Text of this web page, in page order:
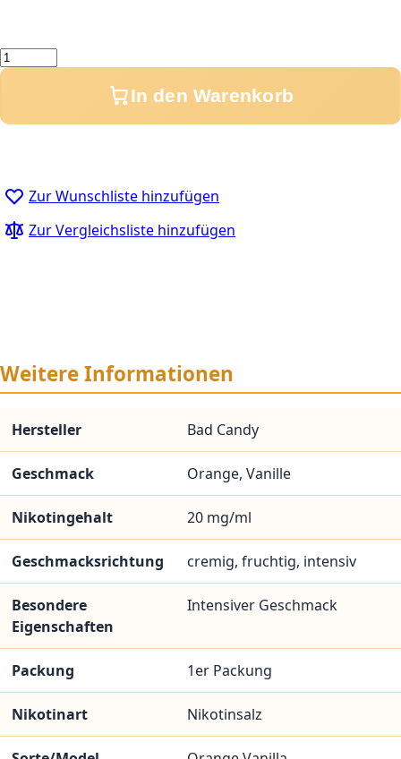
Menge
In den Warenkorb
Zur Wunschliste hinzufügen
Zur Vergleichsliste hinzufügen
Weitere Informationen
Hersteller Bad Candy
Geschmack Orange, Vanille
Nikotingehalt 20 mg/ml
Geschmacksrichtung cremig, fruchtig, intensiv
Besondere
Eigenschaften
Intensiver Geschmack
Packung 1er Packung
Nikotinart Nikotinsalz